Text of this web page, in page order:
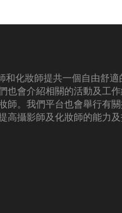
和化妝師提共一個自由舒
也會介紹相關的活動及工
師。我們平台也會舉行有
高攝影師及化妝師的能力